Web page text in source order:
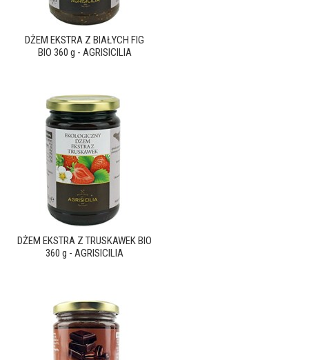
DŻEM EKSTRA Z BIAŁYCH FIG
BIO 360 g - AGRISICILIA
DŻEM EKSTRA Z TRUSKAWEK BIO
360 g - AGRISICILIA